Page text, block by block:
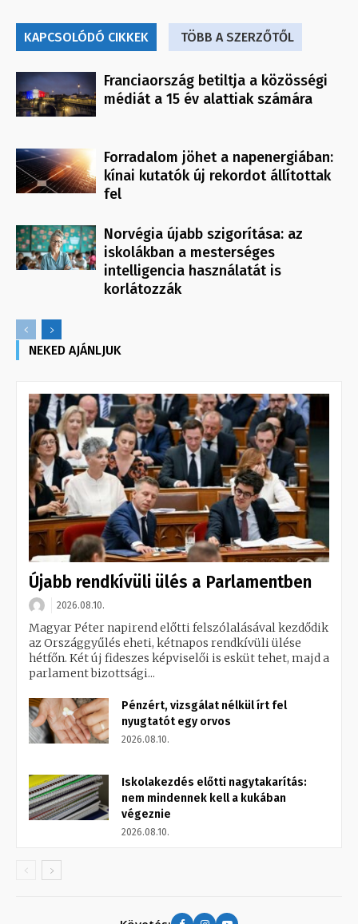
KAPCSOLÓDÓ CIKKEK TÖBB A SZERZŐTŐL
Franciaország betiltja a közösségi
médiát a 15 év alattiak számára
Forradalom jöhet a napenergiában:
kínai kutatók új rekordot állítottak
fel
Norvégia újabb szigorítása: az
iskolákban a mesterséges
intelligencia használatát is
korlátozzák
NEKED AJÁNLJUK
Újabb rendkívüli ülés a Parlamentben
2026.08.10.
Magyar Péter napirend előtti felszólalásával kezdődik
az Országgyűlés eheti, kétnapos rendkívüli ülése
hétfőn. Két új fideszes képviselői is esküt tehet, majd a
parlament bizottsági...
Pénzért, vizsgálat nélkül írt fel
nyugtatót egy orvos
2026.08.10.
Iskolakezdés előtti nagytakarítás:
nem mindennek kell a kukában
végeznie
2026.08.10.